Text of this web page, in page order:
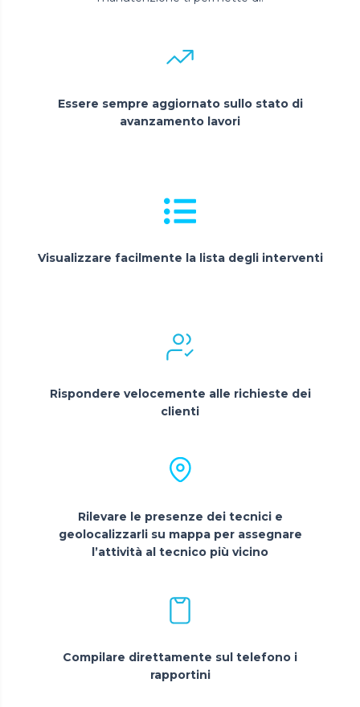
Essere sempre aggiornato sullo stato di
avanzamento lavori
Visualizzare facilmente la lista degli interventi
Rispondere velocemente alle richieste dei
clienti
Rilevare le presenze dei tecnici e
geolocalizzarli su mappa per assegnare
l’attività al tecnico più vicino
Compilare direttamente sul telefono i
rapportini